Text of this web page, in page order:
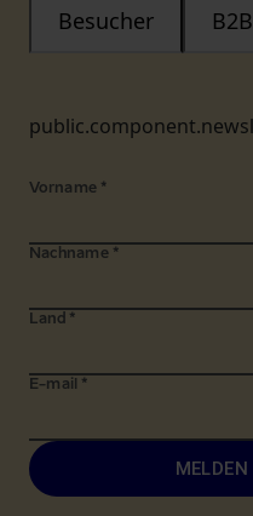
Besucher
Vorname *
Nachname *
Land *
E-mail *